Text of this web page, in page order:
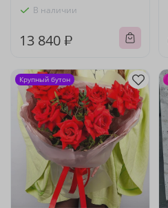
В наличии
13 840 ₽
Крупный бутон